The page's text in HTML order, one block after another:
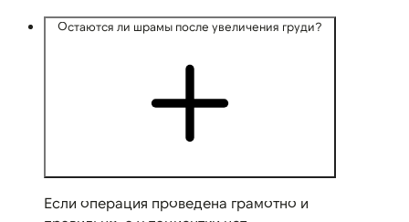
Остаются ли шрамы после увеличения груди?
Если операция проведена грамотно и